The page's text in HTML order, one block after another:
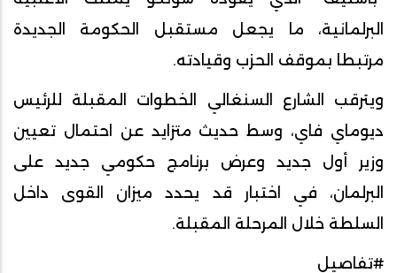
البرلمانية، ما يجعل مستقبل الحكومة الجديدة
مرتبطا بموقف الحزب وقيادته.
ويترقب الشارع السنغالي الخطوات المقبلة للرئيس
ديوماي فاي، وسط حديث متزايد عن احتمال تعيين
وزير أول جديد وعرض برنامج حكومي جديد على
البرلمان، في اختبار قد يحدد ميزان القوى داخل
السلطة خلال المرحلة المقبلة.
#تفاصيل